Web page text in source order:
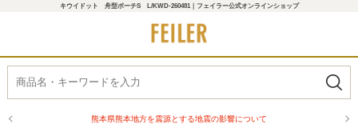
キウイドット 舟型ポーチS L/KWD-260481｜フェイラー公式オンラインショップ
熊本県熊本地方を震源とする地震の影響について